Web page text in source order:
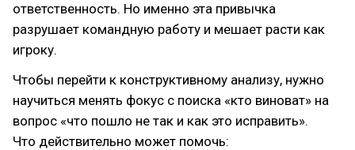
ответственность. Но именно эта привычка
разрушает командную работу и мешает расти как
игроку.
Чтобы перейти к конструктивному анализу, нужно
научиться менять фокус с поиска «кто виноват» на
вопрос «что пошло не так и как это исправить».
Что действительно может помочь: